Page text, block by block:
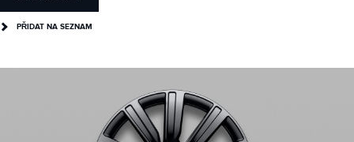
PŘIDAT NA SEZNAM